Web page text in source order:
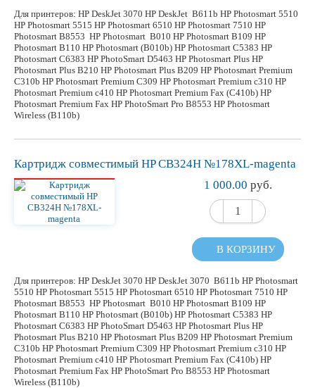
Для принтеров: HP DeskJet 3070 HP DeskJet B611b HP Photosmart 5510
HP Photosmart 5515 HP Photosmart 6510 HP Photosmart 7510 HP
Photosmart B8553 HP Photosmart B010 HP Photosmart B109 HP
Photosmart B110 HP Photosmart (B010b) HP Photosmart C5383 HP
Photosmart C6383 HP PhotoSmart D5463 HP Photosmart Plus HP
Photosmart Plus B210 HP Photosmart Plus B209 HP Photosmart Premium
C310b HP Photosmart Premium C309 HP Photosmart Premium c310 HP
Photosmart Premium c410 HP Photosmart Premium Fax (C410b) HP
Photosmart Premium Fax HP PhotoSmart Pro B8553 HP Photosmart
Wireless (B110b)
Картридж совместимый HP CB324H №178XL-magenta
1 000.00 руб.
В КОРЗИНУ
Для принтеров: HP DeskJet 3070 HP DeskJet 3070 B611b HP Photosmart
5510 HP Photosmart 5515 HP Photosmart 6510 HP Photosmart 7510 HP
Photosmart B8553 HP Photosmart B010 HP Photosmart B109 HP
Photosmart B110 HP Photosmart (B010b) HP Photosmart C5383 HP
Photosmart C6383 HP PhotoSmart D5463 HP Photosmart Plus HP
Photosmart Plus B210 HP Photosmart Plus B209 HP Photosmart Premium
C310b HP Photosmart Premium C309 HP Photosmart Premium c310 HP
Photosmart Premium c410 HP Photosmart Premium Fax (C410b) HP
Photosmart Premium Fax HP PhotoSmart Pro B8553 HP Photosmart
Wireless (B110b)